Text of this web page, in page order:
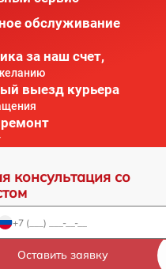
обслуживание
за наш счет,
выезд курьера
консультация со
Оставить заявку